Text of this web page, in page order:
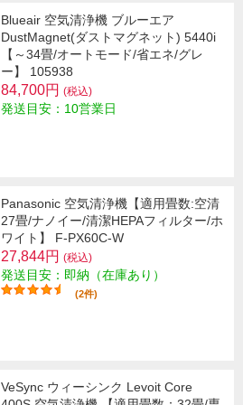
Blueair 空気清浄機 ブルーエア
DustMagnet(ダストマグネット) 5440i
【～34畳/オートモード/省エネ/グレ
ー】 105938
84,700円 (税込)
発送目安：10営業日
Panasonic 空気清浄機【適用畳数:空清
27畳/ナノイー/清潔HEPAフィルター/ホ
ワイト】 F-PX60C-W
27,844円 (税込)
発送目安：即納（在庫あり）
(2件)
VeSync ウィーシンク Levoit Core